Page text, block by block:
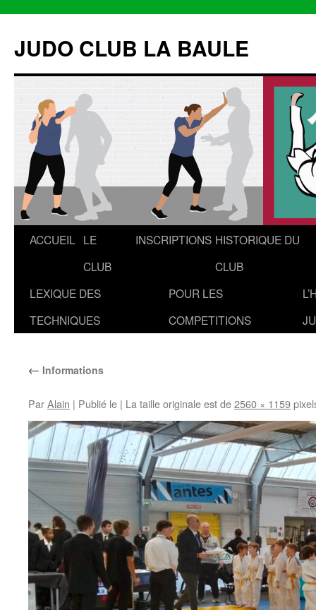
JUDO CLUB LA BAULE
ACCUEIL LE
CLUB
INSCRIPTIONS HISTORIQUE DU
CLUB
LEXIQUE DES
TECHNIQUES
POUR LES
COMPETITIONS
← Informations
ParAlain | Publié le | La taille originale est de2560 × 1159